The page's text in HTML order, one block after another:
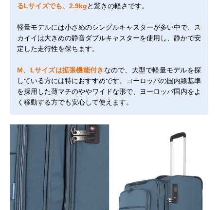
るLサイズでも、2.9kgと驚きの軽さです。
軽量モデルには小さめのシングルキャスターが多い中で、ス
カイイは大きめの静音ダブルキャスターを使用し、静かで安
定した走行性を保ちます。
M、Lサイズは拡張機能付き なので、大型で軽量モデルを探
している方には特におすすめです。ヨーロッパの国内線基準
を採用した薄マチのややワイドな形で、ヨーロッパ国内をよ
く移動する方でも安心して使えます。